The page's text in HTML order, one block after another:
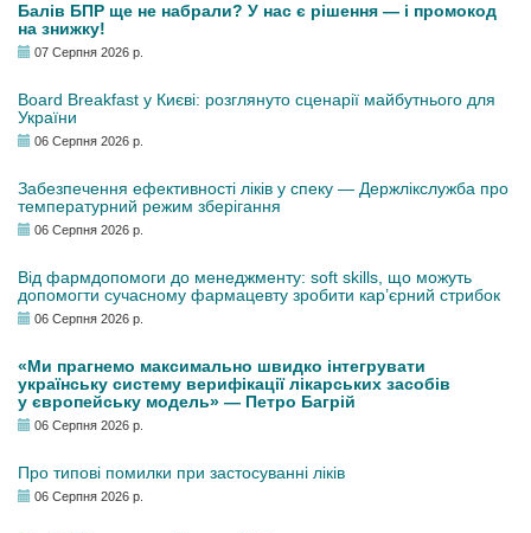
Балів БПР ще не набрали? У нас є рішення — і промокод
на знижку!
07 Серпня 2026 р.
Board Breakfast у Києві: розглянуто сценарії майбутнього для
України
06 Серпня 2026 р.
Забезпечення ефективності ліків у спеку — Держлікслужба про
температурний режим зберігання
06 Серпня 2026 р.
Від фармдопомоги до менеджменту: soft skills, що можуть
допомогти сучасному фармацевту зробити кар’єрний стрибок
06 Серпня 2026 р.
«Ми прагнемо максимально швидко інтегрувати
українську систему верифікації лікарських засобів
у європейську модель» — Петро Багрій
06 Серпня 2026 р.
Про типові помилки при застосуванні ліків
06 Серпня 2026 р.